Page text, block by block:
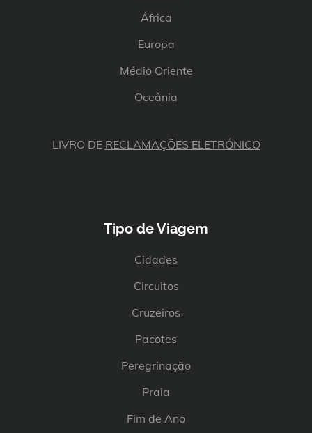
África
Europa
Médio Oriente
Oceânia
LIVRO DE RECLAMAÇÕES ELETRÓNICO
Tipo de Viagem
Cidades
Circuitos
Cruzeiros
Pacotes
Peregrinação
Praia
Fim de Ano